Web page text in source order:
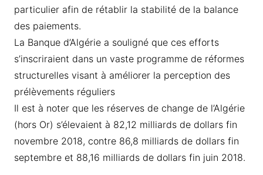
particulier afin de rétablir la stabilité de la balance
des paiements.
La Banque d’Algérie a souligné que ces efforts
s’inscriraient dans un vaste programme de réformes
structurelles visant à améliorer la perception des
prélèvements réguliers
Il est à noter que les réserves de change de l’Algérie
(hors Or) s’élevaient à 82,12 milliards de dollars fin
novembre 2018, contre 86,8 milliards de dollars fin
septembre et 88,16 milliards de dollars fin juin 2018.